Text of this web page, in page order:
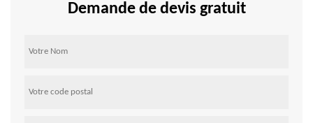
Demande de devis gratuit